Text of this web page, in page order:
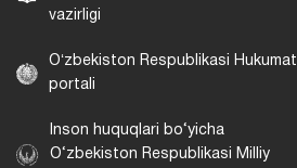
vazirligi
Oʻzbekiston Respublikasi Hukumat
portali
Inson huquqlari bo‘yicha
O‘zbekiston Respublikasi Milliy